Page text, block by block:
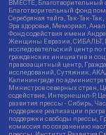
ВМЕСТЕ, Благотворительный
Благотворительный фонд
Серебряная тайга, Так-Так-
Эра здоровья, Мемориал,
Фонд содействия имени
Женщины Евразии, СИБАЛЬТ,
исследовательский центр по
гражданских инициатив и
правозащитный центр,
исследований, Сутяжник,
Калининграде по
Министров северных стран,
содействие, Интернешнл-Р,
развития прессы - Сибирь,
поддержке реализации
поддержки свободы прессы,
комиссия по сохранению